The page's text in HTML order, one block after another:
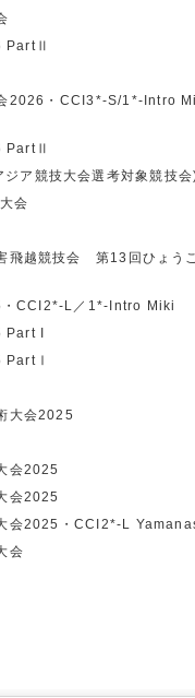
PartⅡ
2026・CCI3*-S/1*-Intro
PartⅡ
ア競技大会選考対象競技
会
飛越競技会 第13回ひょう
・CCI2*-L／1*-Intro Miki
I
PartⅠ
大会2025
会2025
会2025
会2025・CCI2*-L
会